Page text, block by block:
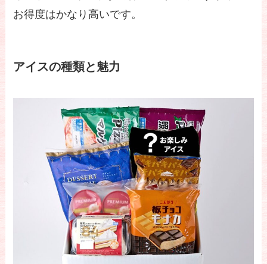
お得度はかなり高いです。
アイスの種類と魅力